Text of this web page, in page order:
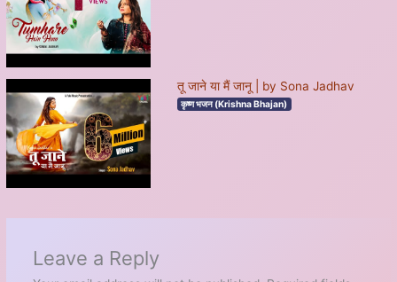
तू जाने या मैं जानू | by Sona Jadhav
कृष्ण भजन (Krishna Bhajan)
Leave a Reply